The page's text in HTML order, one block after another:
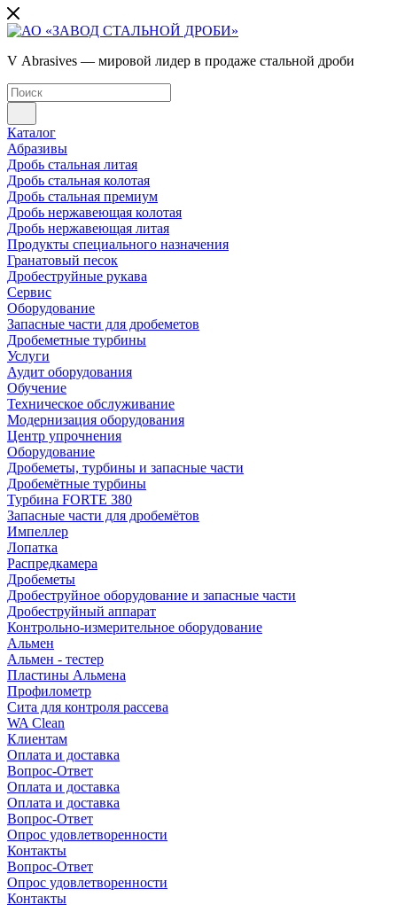
V Abrasives — мировой лидер в продаже стальной дроби
Каталог
Абразивы
Дробь стальная литая
Дробь стальная колотая
Дробь стальная премиум
Дробь нержавеющая колотая
Дробь нержавеющая литая
Продукты специального назначения
Гранатовый песок
Дробеструйные рукава
Сервис
Оборудование
Запасные части для дробеметов
Дробеметные турбины
Услуги
Аудит оборудования
Обучение
Техническое обслуживание
Модернизация оборудования
Центр упрочнения
Оборудование
Дробеметы, турбины и запасные части
Дробемётные турбины
Турбина FORTE 380
Запасные части для дробемётов
Импеллер
Лопатка
Распредкамера
Дробеметы
Дробеструйное оборудование и запасные части
Дробеструйный аппарат
Контрольно-измерительное оборудование
Альмен
Альмен - тестер
Пластины Альмена
Профилометр
Сита для контроля рассева
WA Clean
Клиентам
Оплата и доставка
Вопрос-Ответ
Оплата и доставка
Оплата и доставка
Вопрос-Ответ
Опрос удовлетворенности
Контакты
Вопрос-Ответ
Опрос удовлетворенности
Контакты